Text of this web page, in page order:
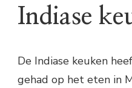
Indiase
De Indiase keuken
gehad op het eten in